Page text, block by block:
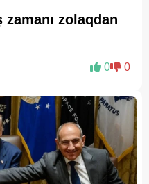
zolaqdan
0 0